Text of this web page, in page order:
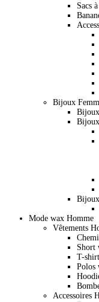
Sacs
Bijoux
Mode wax Homme
Vêtements
Short
T-
Polos
Accessoires